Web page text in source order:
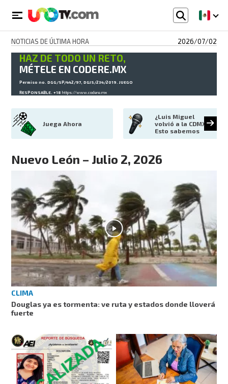
NOTICIAS DE ÚLTIMA HORA 2026/07/02
HAZ DE TODO UN RETO,
MÉTELE EN CODERE.MX
Permiso no. DGG/SP/442/97, DGJS/234/2019. JUEGO
RESPONSABLE. +18https://www.codere.mx
Juega Ahora
¿Luis Miguel
volvió a la CDMX?
Esto sabemos
Nuevo León – Julio 2, 2026
CLIMA
Douglas ya es tormenta: ve ruta y estados donde lloverá
fuerte